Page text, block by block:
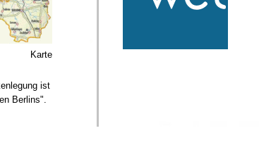
Karte
ist
Berlins".